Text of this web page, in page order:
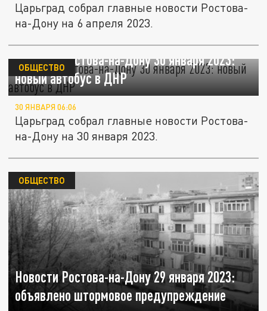
Царьград собрал главные новости Ростова-
на-Дону на 6 апреля 2023.
Новости Ростова-на-Дону 30 января 2023:
новый автобус в ДНР
ОБЩЕСТВО
30 ЯНВАРЯ 06:06
Царьград собрал главные новости Ростова-
на-Дону на 30 января 2023.
Новости Ростова-на-Дону 29 января 2023:
объявлено штормовое предупреждение
ОБЩЕСТВО